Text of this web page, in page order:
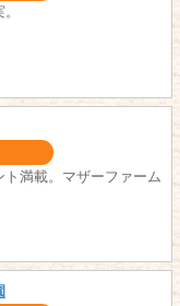
満載。マザーファーム